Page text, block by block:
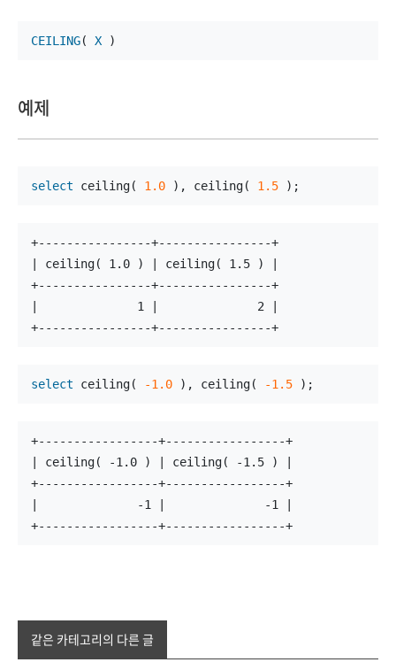
CEILING( X )
예제
select ceiling( 1.0 ), ceiling( 1.5 );
+----------------+----------------+
| ceiling( 1.0 ) | ceiling( 1.5 ) |
+----------------+----------------+
|              1 |              2 |
+----------------+----------------+
select ceiling( -1.0 ), ceiling( -1.5 );
+-----------------+-----------------+
| ceiling( -1.0 ) | ceiling( -1.5 ) |
+-----------------+-----------------+
|              -1 |              -1 |
+-----------------+-----------------+
같은 카테고리의 다른 글